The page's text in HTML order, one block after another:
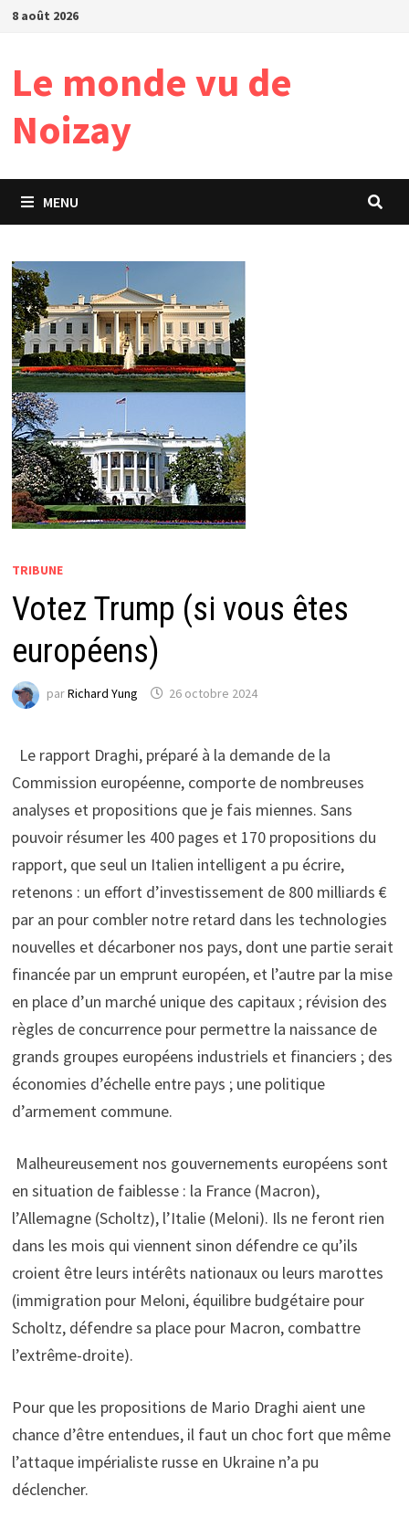
Passer
8 août 2026
Le monde vu de
Noizay
MENU
TRIBUNE
Votez Trump (si vous êtes
européens)
parRichard Yung 26 octobre 2024
Le rapport Draghi, préparé à la demande de la
Commission européenne, comporte de nombreuses
analyses et propositions que je fais miennes. Sans
pouvoir résumer les 400 pages et 170 propositions du
rapport, que seul un Italien intelligent a pu écrire,
retenons : un effort d’investissement de 800 milliards €
par an pour combler notre retard dans les technologies
nouvelles et décarboner nos pays, dont une partie serait
financée par un emprunt européen, et l’autre par la mise
en place d’un marché unique des capitaux ; révision des
règles de concurrence pour permettre la naissance de
grands groupes européens industriels et financiers ; des
économies d’échelle entre pays ; une politique
d’armement commune.
Malheureusement nos gouvernements européens sont
en situation de faiblesse : la France (Macron),
l’Allemagne (Scholtz), l’Italie (Meloni). Ils ne feront rien
dans les mois qui viennent sinon défendre ce qu’ils
croient être leurs intérêts nationaux ou leurs marottes
(immigration pour Meloni, équilibre budgétaire pour
Scholtz, défendre sa place pour Macron, combattre
l’extrême-droite).
Pour que les propositions de Mario Draghi aient une
chance d’être entendues, il faut un choc fort que même
l’attaque impérialiste russe en Ukraine n’a pu
déclencher.